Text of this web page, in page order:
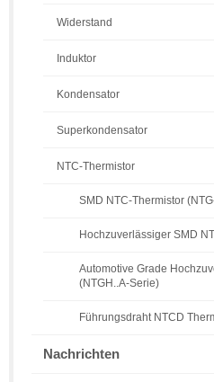
Widerstand
Induktor
Kondensator
Superkondensator
NTC-Thermistor
SMD NTC-Thermistor
Hochzuverlässiger SMD
Automotive Grade
(NTGH..A-Serie)
Führungsdraht NTCD
Nachrichten